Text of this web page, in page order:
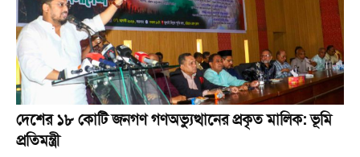
দেশের ১৮ কোটি জনগণ গণঅভ্যুত্থানের প্রকৃত মালিক: ভূমি
প্রতিমন্ত্রী